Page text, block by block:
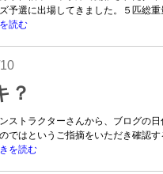
予選に出場してきました。５匹総重
読む
？
ストラクターさんから、ブログの日
ではというご指摘をいただき確認す
を読む